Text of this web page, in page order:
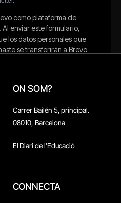
ON SOM?
Carrer Bailén 5, principal.
08010, Barcelona
El Diari de l'Educació
CONNECTA